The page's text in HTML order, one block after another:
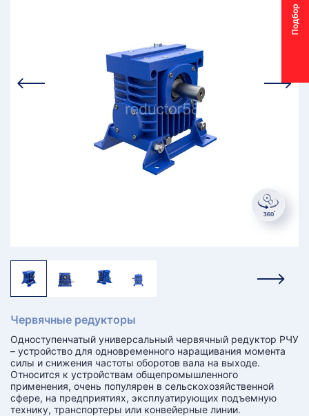
П
о
д
б
о
р
м
о
т
о
р
-
р
е
д
у
к
т
о
р
Червячные редукторы
Одноступенчатый универсальный червячный редуктор РЧУ
– устройство для одновременного наращивания момента
силы и снижения частоты оборотов вала на выходе.
Относится к устройствам общепромышленного
применения, очень популярен в сельскохозяйственной
сфере, на предприятиях, эксплуатирующих подъемную
технику, транспортеры или конвейерные линии.